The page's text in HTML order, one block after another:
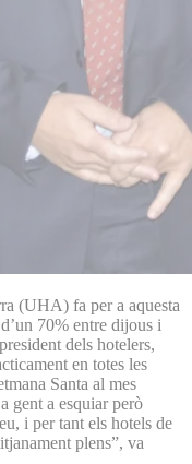
(UHA) fa per a aquesta
70% entre dijous i
dels hotelers,
en totes les
Santa al mes
gent a esquiar però
i per tant els hotels de
plens”, va